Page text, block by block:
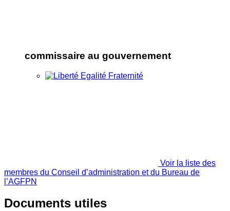
commissaire au gouvernement
Voir la liste des
membres du Conseil d’administration et du Bureau de
l’AGFPN
Documents utiles